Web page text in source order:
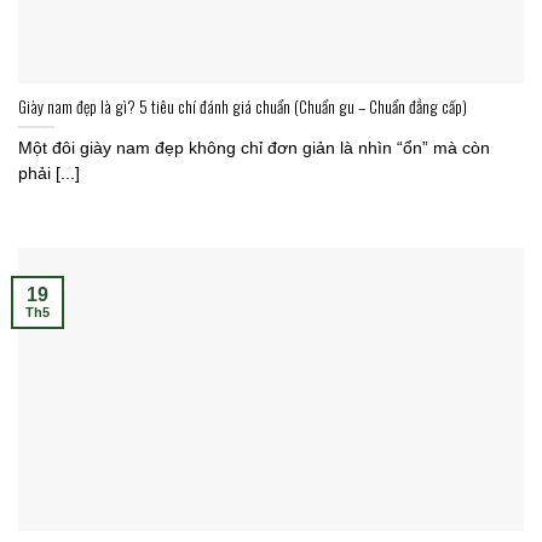
Giày nam đẹp là gì? 5 tiêu chí đánh giá chuẩn (Chuẩn gu – Chuẩn đẳng cấp)
Một đôi giày nam đẹp không chỉ đơn giản là nhìn “ổn” mà còn
phải [...]
19
Th5